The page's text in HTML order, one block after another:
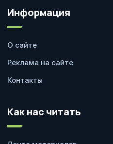
Информация
О сайте
Реклама на сайте
Контакты
Как нас читать